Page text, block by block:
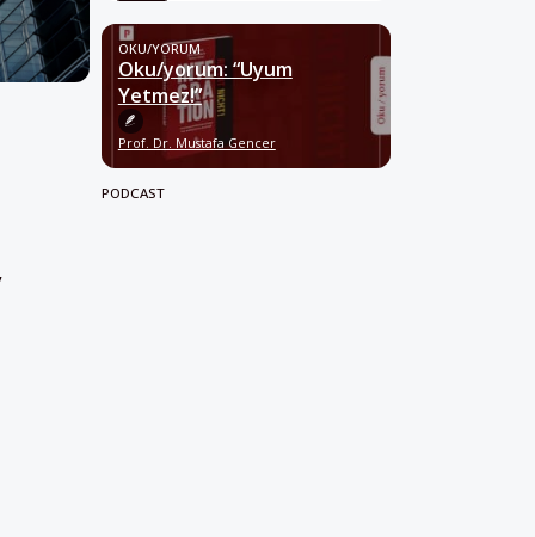
OKU/YORUM
Oku/yorum: “Uyum
Yetmez!”
Prof. Dr. Mustafa Gencer
PODCAST